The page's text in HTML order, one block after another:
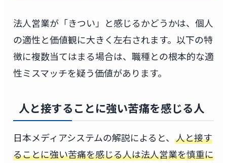
法人営業が「きつい」と感じるかどうかは、個人
の適性と価値観に大きく左右されます。以下の特
徴に複数当てはまる場合は、職種との根本的な適
性ミスマッチを疑う価値があります。
人と接することに強い苦痛を感じる人
日本メディアシステムの解説によると、 人と接す
ることに強い苦痛を感じる人は法人営業を慎重に